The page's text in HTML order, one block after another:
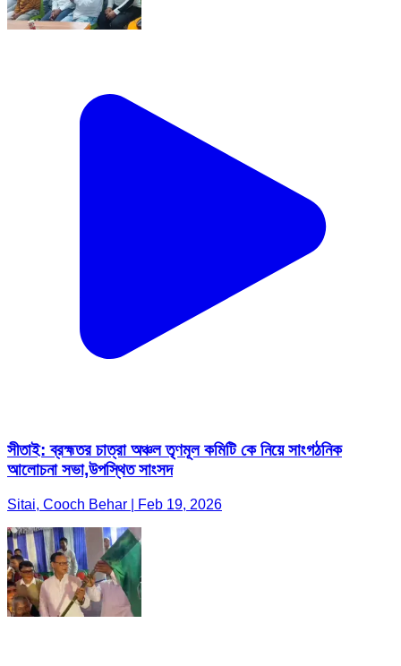
সীতাই: ব্রহ্মতর চাত্রা অঞ্চল তৃণমূল কমিটি কে নিয়ে সাংগঠনিক
আলোচনা সভা,উপস্থিত সাংসদ
Sitai, Cooch Behar | Feb 19, 2026